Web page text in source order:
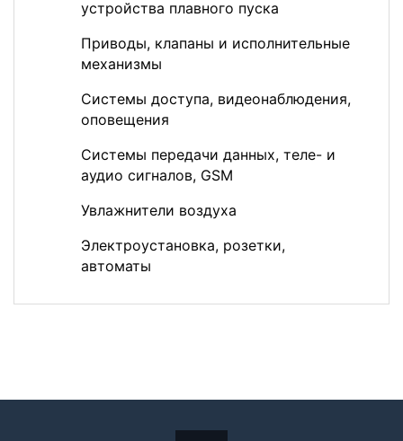
устройства плавного пуска
Приводы, клапаны и исполнительные
механизмы
Системы доступа, видеонаблюдения,
оповещения
Системы передачи данных, теле- и
аудио сигналов, GSM
Увлажнители воздуха
Электроустановка, розетки,
автоматы